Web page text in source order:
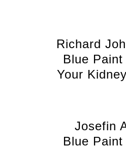
Richard
Blue
Your
Josefin
Blue